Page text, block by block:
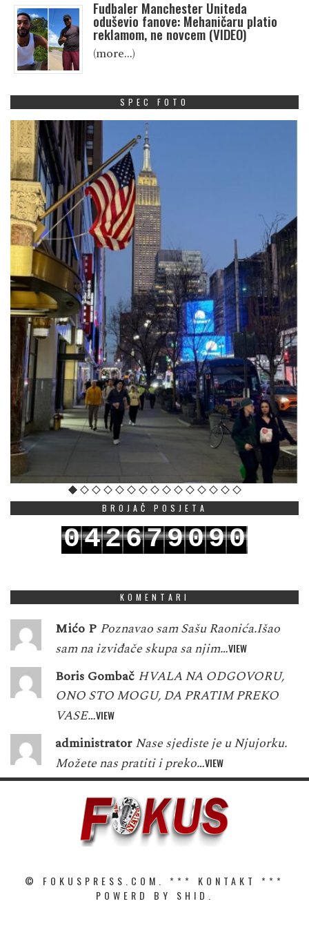
Fudbaler Manchester Uniteda
oduševio fanove: Mehaničaru platio
reklamom, ne novcem (VIDEO)
(more…)
SPEC FOTO
BROJAČ POSJETA
042679090
KOMENTARI
Mićo P Poznavao sam Sašu Raonića.Išao
sam na izviđače skupa sa njim…VIEW
Boris Gombač HVALA NA ODGOVORU,
ONO STO MOGU, DA PRATIM PREKO
VASE…VIEW
administrator Nase sjediste je u Njujorku.
Možete nas pratiti i preko…VIEW
© FOKUSPRESS.COM. *** KONTAKT
***
POWERD BY SHID.